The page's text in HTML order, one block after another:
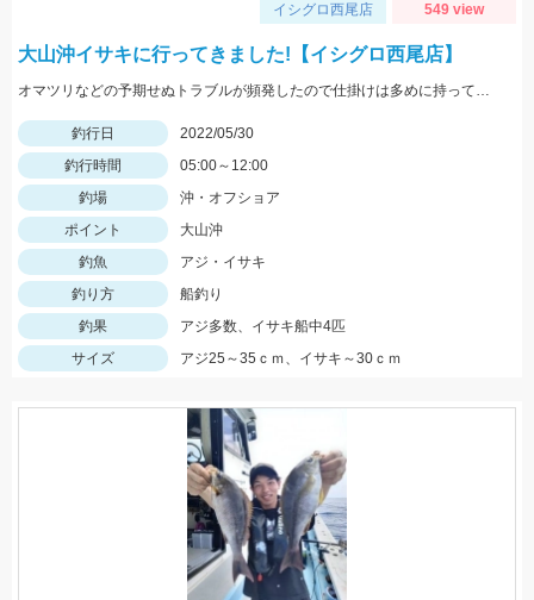
イシグロ西尾店 549 view
大山沖イサキに行ってきました!【イシグロ西尾店】
オマツリなどの予期せぬトラブルが頻発したので仕掛けは多めに持っていくことがオススメ!
釣行日
2022/05/30
釣行時間
05:00～12:00
釣場
沖・オフショア
ポイント
大山沖
釣魚
アジ・イサキ
釣り方
船釣り
釣果
アジ多数、イサキ船中4匹
サイズ
アジ25～35ｃｍ、イサキ～30ｃｍ